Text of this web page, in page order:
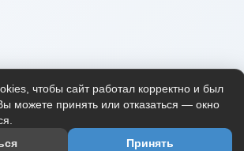
чтобы сайт работал корректно и был
можете принять или отказаться — окно
Принять